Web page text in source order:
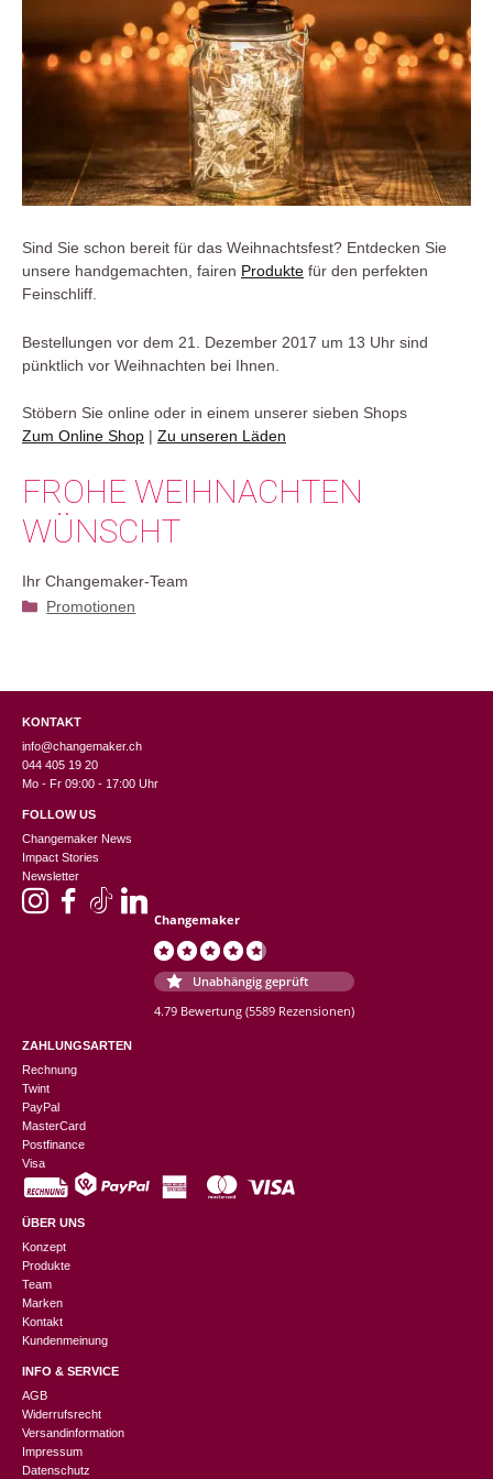
Sind Sie schon bereit für das Weihnachtsfest? Entdecken Sie
unsere handgemachten, fairen Produkte für den perfekten
Feinschliff.
Bestellungen vor dem 21. Dezember 2017 um 13 Uhr sind
pünktlich vor Weihnachten bei Ihnen.
Stöbern Sie online oder in einem unserer sieben Shops
Zum Online Shop | Zu unseren Läden
FROHE WEIHNACHTEN
WÜNSCHT
Ihr Changemaker-Team
Kategorien
Promotionen
KONTAKT
info@changemaker.ch
044 405 19 20
Mo - Fr 09:00 - 17:00 Uhr
FOLLOW US
Changemaker News
Impact Stories
Newsletter
Changemaker
Unabhängig geprüft
4.79 Bewertung (5589 Rezensionen)
ZAHLUNGSARTEN
Rechnung
Twint
PayPal
MasterCard
Postfinance
Visa
ÜBER UNS
Konzept
Produkte
Team
Marken
Kontakt
Kundenmeinung
INFO & SERVICE
AGB
Widerrufsrecht
Versandinformation
Impressum
Datenschutz